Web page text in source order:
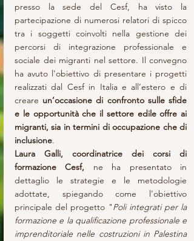
presso la sede del Cesf, ha visto la
partecipazione di numerosi relatori di spicco
tra i soggetti coinvolti nella gestione dei
percorsi di integrazione professionale e
sociale dei migranti nel settore. Il convegno
ha avuto l'obiettivo di presentare i progetti
realizzati dal Cesf in Italia e all’estero e di
creare un’occasione di confronto sulle sfide
e le opportunità che il settore edile offre ai
migranti, sia in termini di occupazione che di
inclusione.
Laura Galli, coordinatrice dei corsi di
formazione Cesf, ne ha presentato in
dettaglio le strategie e le metodologie
adottate, spiegando come l'obiettivo
principale del progetto "Poli integrati per la
formazione e la qualificazione professionale e
imprenditoriale nelle costruzioni in Palestina